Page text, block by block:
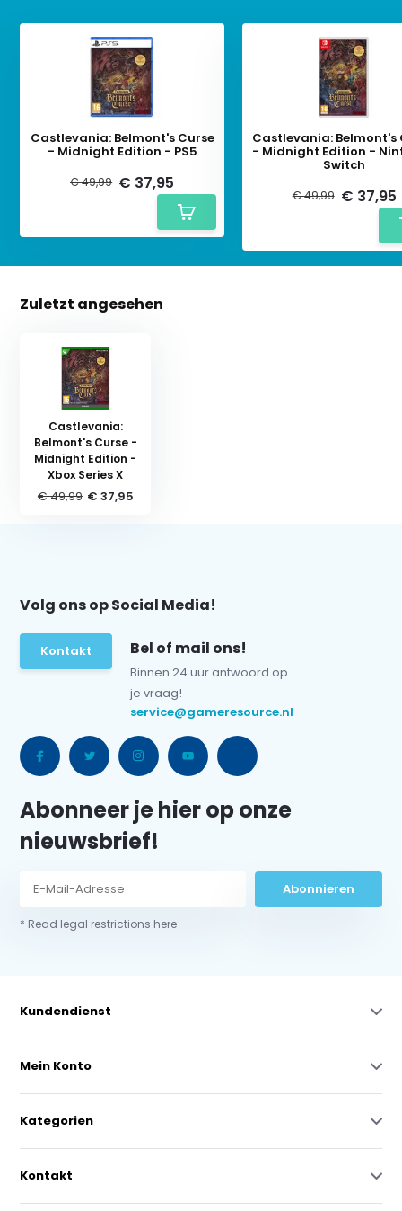
Castlevania: Belmont's Curse
- Midnight Edition - PS5
€ 49,99 € 37,95
Castlevania: Belmont's
- Midnight Edition -
Switch
€ 49,99 € 37,95
Zuletzt angesehen
Castlevania:
Belmont's Curse -
Midnight Edition -
Xbox Series X
€ 49,99 € 37,95
Volg ons op Social Media!
Kontakt Bel of mail ons!
Binnen 24 uur antwoord op
je vraag!
service@gameresource.nl
Abonneer je hier op onze
nieuwsbrief!
Abonnieren
* Read legal restrictions here
Kundendienst
Mein Konto
Kategorien
Kontakt